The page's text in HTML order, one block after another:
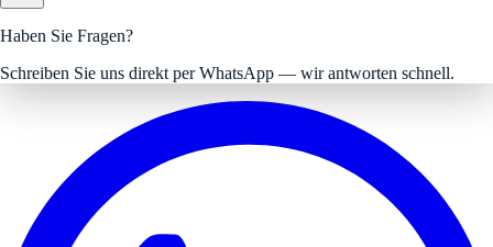
Haben Sie Fragen?
Schreiben Sie uns direkt per WhatsApp — wir antworten schnell.